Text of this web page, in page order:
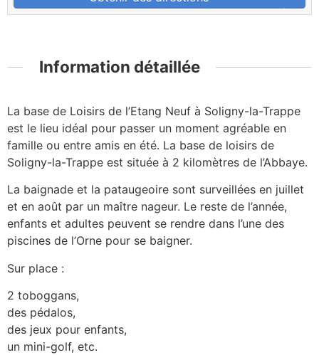
Information détaillée
La base de Loisirs de l’Etang Neuf à Soligny-la-Trappe
est le lieu idéal pour passer un moment agréable en
famille ou entre amis en été. La base de loisirs de
Soligny-la-Trappe est située à 2 kilomètres de l’Abbaye.
La baignade et la pataugeoire sont surveillées en juillet
et en août par un maître nageur. Le reste de l’année,
enfants et adultes peuvent se rendre dans l’une des
piscines de l’Orne pour se baigner.
Sur place :
2 toboggans,
des pédalos,
des jeux pour enfants,
un mini-golf, etc.